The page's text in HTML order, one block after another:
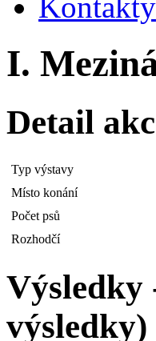
I.
Detail
Typ výstavy
Místo konání
Počet psů
Rozhodčí
Výsledky
výsledky)